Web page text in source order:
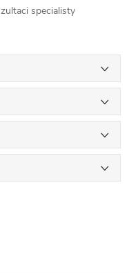
specialisty